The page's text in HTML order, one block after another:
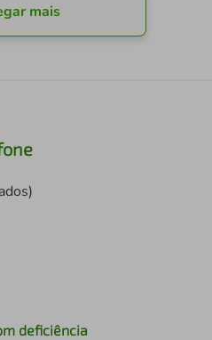
mais
deficiência